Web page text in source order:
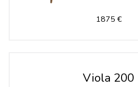
1875 €
Viola 200